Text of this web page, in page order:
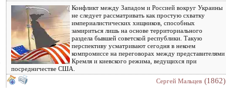
Конфликт между Западом и Россией вокруг Украины
не следует рассматривать как простую схватку
империалистических хищников, способных
замириться лишь на основе территориального
раздела бывшей советской республики. Такую
перспективу усматривают сегодня в некоем
компромиссе на переговорах между представителями
Кремля и киевского режима, ведущихся при
посредничестве США.
Сергей Мальцев (1862)